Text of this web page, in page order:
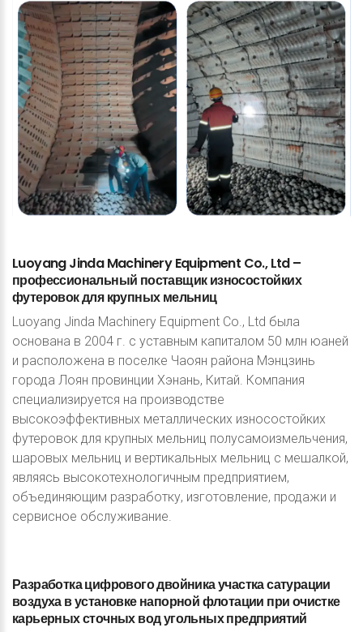
LuoyangJinda Machinery Equipment Co., Ltd–
профессиональный поставщикизносостойких
футеровокдля крупныхмельниц
Luoyang Jinda Machinery Equipment Co., Ltd была
основана в 2004 г. с уставным капиталом 50 млн юаней
и расположена в поселке Чаоян района Мэнцзинь
города Лоян провинции Хэнань, Китай. Компания
специализируется на производстве
высокоэффективных металлических износостойких
футеровок для крупных мельниц полусамоизмельчения,
шаровых мельниц и вертикальных мельниц с мешалкой,
являясь высокотехнологичным предприятием,
объединяющим разработку, изготовление, продажи и
сервисное обслуживание.
Разработкацифровогодвойникаучасткасатурации
воздухавустановкенапорнойфлотации приочистке
карьерныхсточныхводугольныхпредприятий